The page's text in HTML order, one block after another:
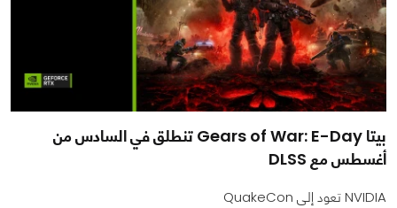
بيتا Gears of War: E-Day تنطلق في السادس من
أغسطس مع DLSS
NVIDIA تعود إلى QuakeCon